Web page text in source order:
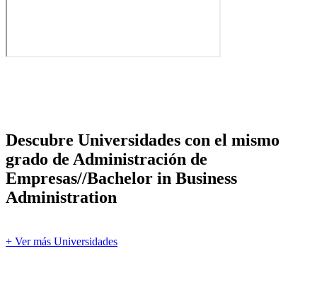
Descubre Universidades con el mismo
grado de Administración de
Empresas//Bachelor in Business
Administration
+ Ver más Universidades